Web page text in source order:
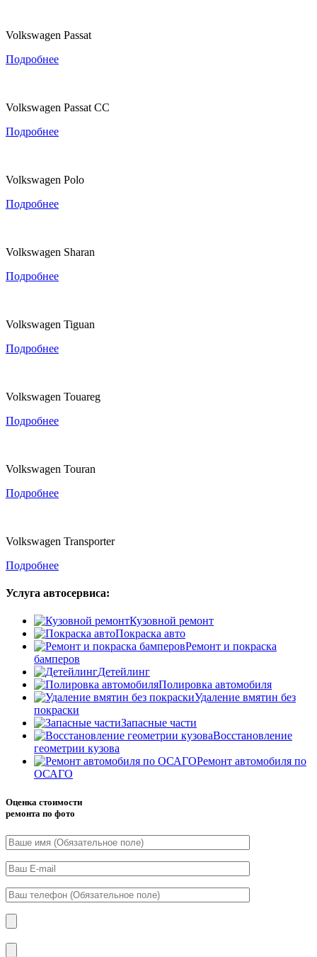
Volkswagen Passat
Подробнее
Volkswagen Passat CC
Подробнее
Volkswagen Polo
Подробнее
Volkswagen Sharan
Подробнее
Volkswagen Tiguan
Подробнее
Volkswagen Touareg
Подробнее
Volkswagen Touran
Подробнее
Volkswagen Transporter
Подробнее
Услуга автосервиса:
Кузовной ремонт
Покраска авто
Ремонт и покраска
бамперов
Детейлинг
Полировка автомобиля
Удаление вмятин без
покраски
Запасные части
Восстановление
геометрии кузова
Ремонт автомобиля по
ОСАГО
Оценка стоимости
ремонта по фото